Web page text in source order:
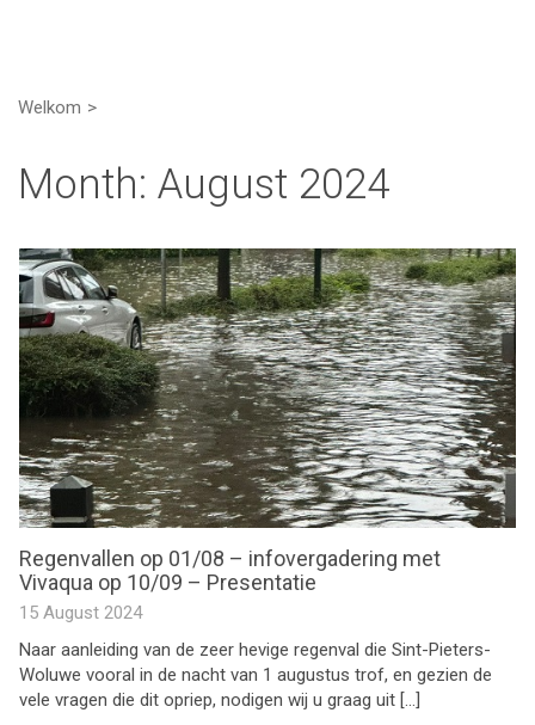
Welkom
Month: August 2024
Regenvallen op 01/08 – infovergadering met
Vivaqua op 10/09 – Presentatie
15 August 2024
Naar aanleiding van de zeer hevige regenval die Sint-Pieters-
Woluwe vooral in de nacht van 1 augustus trof, en gezien de
vele vragen die dit opriep, nodigen wij u graag uit […]